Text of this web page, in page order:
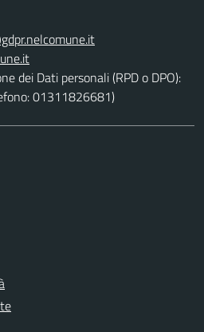
dei Dati personali (RPD o DPO):
01311826681)